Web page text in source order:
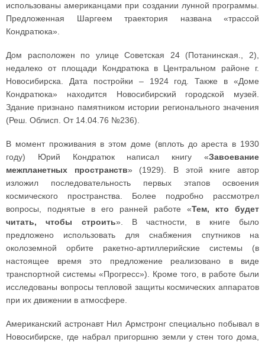
использованы американцами при создании лунной программы.
Предложенная Шаргеем траектория названа «трассой
Кондратюка».
Дом расположен по улице Советская 24 (Потанинская., 2),
недалеко от площади Кондратюка в Центральном районе г.
Новосибирска. Дата постройки – 1924 год. Также в «Доме
Кондратюка» находится Новосибирский городской музей.
Здание признано памятником истории регионального значения
(Реш. Облисп. От 14.04.76 №236).
В момент проживания в этом доме (вплоть до ареста в 1930
году) Юрий Кондратюк написал книгу «Завоевание
межпланетных пространств» (1929). В этой книге автор
изложил последовательность первых этапов освоения
космического пространства. Более подробно рассмотрел
вопросы, поднятые в его ранней работе «Тем, кто будет
читать, чтобы строить». В частности, в книге было
предложено использовать для снабжения спутников на
околоземной орбите ракетно-артиллерийские системы (в
настоящее время это предложение реализовано в виде
транспортной системы «Прогресс»). Кроме того, в работе были
исследованы вопросы тепловой защиты космических аппаратов
при их движении в атмосфере.
Американский астронавт Нил Армстронг специально побывал в
Новосибирске, где набрал пригоршню земли у стен того дома,